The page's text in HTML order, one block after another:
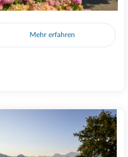
Mehr erfahren